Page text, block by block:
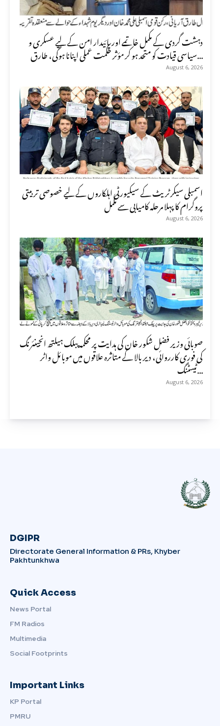
دہشت گردی کے مکمل خاتمے اور پائیدار امن کے لیے عسکری و
سیاسی قیادت کو متحد ہو کر مؤثر حکمت عملی اپنانا ہوگی، طارق...
August 6, 2026
اسمبلی سیکرٹریٹ کے سیکیورٹی اہلکاروں کے لیے خصوصی تربیتی
پروگرام کا پہلا مرحلہ کامیابی سے مکمل
August 6, 2026
صوبائی وزیر فضل شکور خان کی ہدایت پر محکمہ پبلک ہیلتھ انجینئرنگ
کی فوری کارروائی، دیر بالا کے متاثرہ علاقوں میں موبائل واٹر
ٹیسٹنگ...
August 6, 2026
DGIPR
Directorate General Information & PRs, Khyber
Pakhtunkhwa
Quick Access
News Portal
FM Radios
Multimedia
Social Footprints
Important Links
KP Portal
PMRU